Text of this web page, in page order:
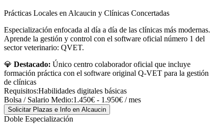
Prácticas Locales en Alcaucin y Clínicas Concertadas
Especialización enfocada al día a día de las clínicas más modernas.
Aprende la gestión y control con el software oficial número 1 del
sector veterinario: QVET.
💎 Destacado: Único centro colaborador oficial que incluye
formación práctica con el software original Q-VET para la gestión
de clínicas
Requisitos:Habilidades digitales básicas
Bolsa / Salario Medio:1.450€ - 1.950€ / mes
Solicitar Plazas e Info en Alcaucin
Doble Especialización